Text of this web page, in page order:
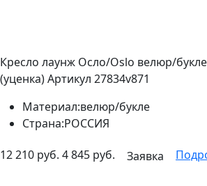
Кресло лаунж Осло/Oslo велюр/
(уценка)Артикул 27834v871
Материал:велюр/букле
Страна:РОССИЯ
12 210 руб. 4 845 руб. Заявка